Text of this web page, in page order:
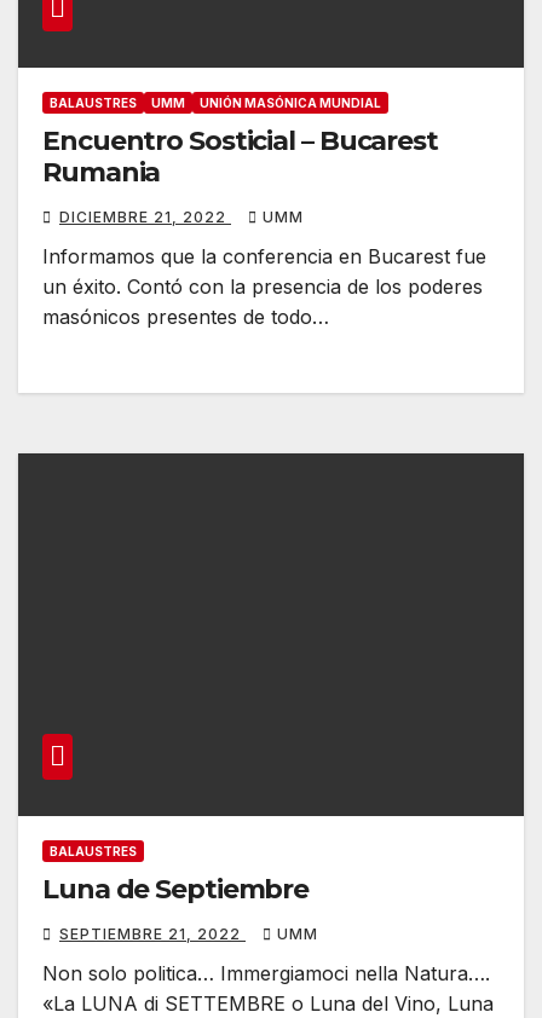
BALAUSTRES UMM UNIÓN MASÓNICA MUNDIAL
Encuentro Sosticial – Bucarest
Rumania
DICIEMBRE 21, 2022 UMM
Informamos que la conferencia en Bucarest fue
un éxito. Contó con la presencia de los poderes
masónicos presentes de todo…
BALAUSTRES
Luna de Septiembre
SEPTIEMBRE 21, 2022 UMM
Non solo politica… Immergiamoci nella Natura….
«La LUNA di SETTEMBRE o Luna del Vino, Luna